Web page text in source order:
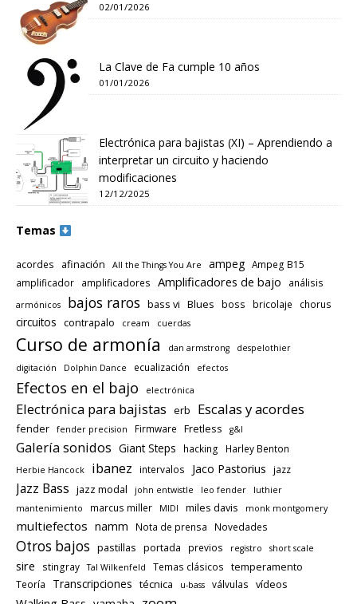
02/01/2026
La Clave de Fa cumple 10 años
01/01/2026
Electrónica para bajistas (XI) – Aprendiendo a
interpretar un circuito y haciendo
modificaciones
12/12/2025
Temas
acordes afinación All the Things You Are ampeg Ampeg B15
amplificador
amplificadores Amplificadores de bajo análisis
armónicos bajos raros bass vi Blues boss bricolaje chorus
circuitos contrapalo cream cuerdas
Curso de armonía dan armstrong
despelothier
digitación
Dolphin Dance ecualización efectos
Efectos en el bajo electrónica
Electrónica para bajistas erb Escalas y acordes
fender fender precision Firmware Fretless g&l
Galería sonidos Giant Steps hacking Harley Benton
Herbie Hancock ibanez intervalos Jaco Pastorius jazz
Jazz Bass jazz modal john entwistle leo fender
luthier
mantenimiento
marcus miller MIDI miles davis monk montgomery
multiefectos namm Nota de prensa Novedades
Otros bajos pastillas portada previos registro short scale
sire stingray Tal Wilkenfeld Temas clásicos temperamento
Teoría Transcripciones técnica u-bass válvulas vídeos